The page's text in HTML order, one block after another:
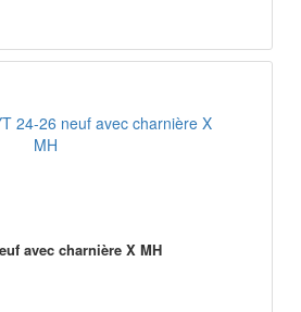
avec charnière X MH